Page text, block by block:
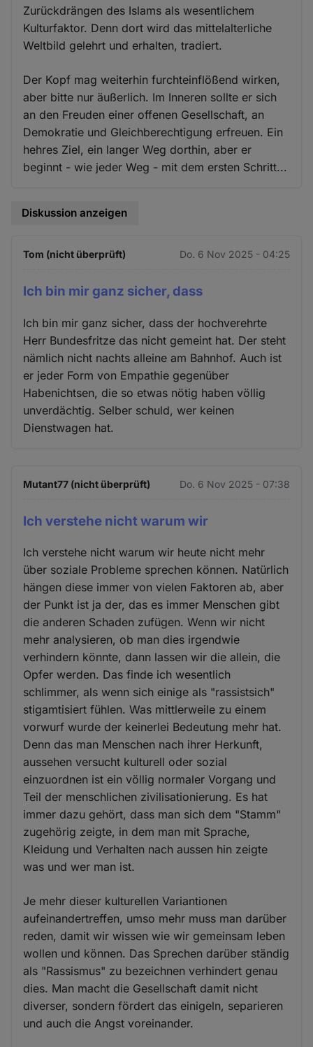
Zurückdrängen des Islams als wesentlichem
Kulturfaktor. Denn dort wird das mittelalterliche
Weltbild gelehrt und erhalten, tradiert.
Der Kopf mag weiterhin furchteinflößend wirken,
aber bitte nur äußerlich. Im Inneren sollte er sich
an den Freuden einer offenen Gesellschaft, an
Demokratie und Gleichberechtigung erfreuen. Ein
hehres Ziel, ein langer Weg dorthin, aber er
beginnt - wie jeder Weg - mit dem ersten Schritt...
Diskussion anzeigen
Tom (nicht überprüft) Do. 6 Nov 2025 - 04:25
Ich bin mir ganz sicher, dass
Ich bin mir ganz sicher, dass der hochverehrte
Herr Bundesfritze das nicht gemeint hat. Der steht
nämlich nicht nachts alleine am Bahnhof. Auch ist
er jeder Form von Empathie gegenüber
Habenichtsen, die so etwas nötig haben völlig
unverdächtig. Selber schuld, wer keinen
Dienstwagen hat.
Mutant77 (nicht überprüft) Do. 6 Nov 2025 - 07:38
Ich verstehe nicht warum wir
Ich verstehe nicht warum wir heute nicht mehr
über soziale Probleme sprechen können. Natürlich
hängen diese immer von vielen Faktoren ab, aber
der Punkt ist ja der, das es immer Menschen gibt
die anderen Schaden zufügen. Wenn wir nicht
mehr analysieren, ob man dies irgendwie
verhindern könnte, dann lassen wir die allein, die
Opfer werden. Das finde ich wesentlich
schlimmer, als wenn sich einige als "rassistsich"
stigamtisiert fühlen. Was mittlerweile zu einem
vorwurf wurde der keinerlei Bedeutung mehr hat.
Denn das man Menschen nach ihrer Herkunft,
aussehen versucht kulturell oder sozial
einzuordnen ist ein völlig normaler Vorgang und
Teil der menschlichen zivilisationierung. Es hat
immer dazu gehört, dass man sich dem "Stamm"
zugehörig zeigte, in dem man mit Sprache,
Kleidung und Verhalten nach aussen hin zeigte
was und wer man ist.
Je mehr dieser kulturellen Variantionen
aufeinandertreffen, umso mehr muss man darüber
reden, damit wir wissen wie wir gemeinsam leben
wollen und können. Das Sprechen darüber ständig
als "Rassismus" zu bezeichnen verhindert genau
dies. Man macht die Gesellschaft damit nicht
diverser, sondern fördert das einigeln, separieren
und auch die Angst voreinander.